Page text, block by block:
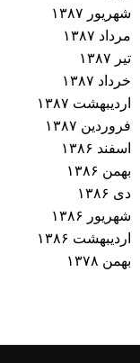
شهریور ۱۳۸۷
مرداد ۱۳۸۷
تیر ۱۳۸۷
خرداد ۱۳۸۷
اردیبهشت ۱۳۸۷
فروردین ۱۳۸۷
اسفند ۱۳۸۶
بهمن ۱۳۸۶
دی ۱۳۸۶
شهریور ۱۳۸۶
اردیبهشت ۱۳۸۶
بهمن ۱۳۷۸